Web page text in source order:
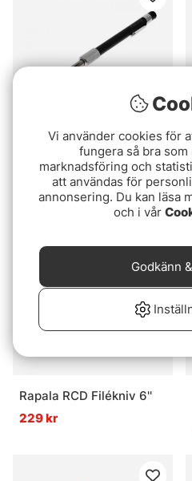
Westin Diamond Pen
Hook Sharpener Small
Black 13cm
145 kr
Rapala RCD Filékniv 6''
229 kr
Vi använder cookies för
fungera så bra
marknadsföring och
att användas för
annonsering. Du kan läsa
och i vår
Godkänn